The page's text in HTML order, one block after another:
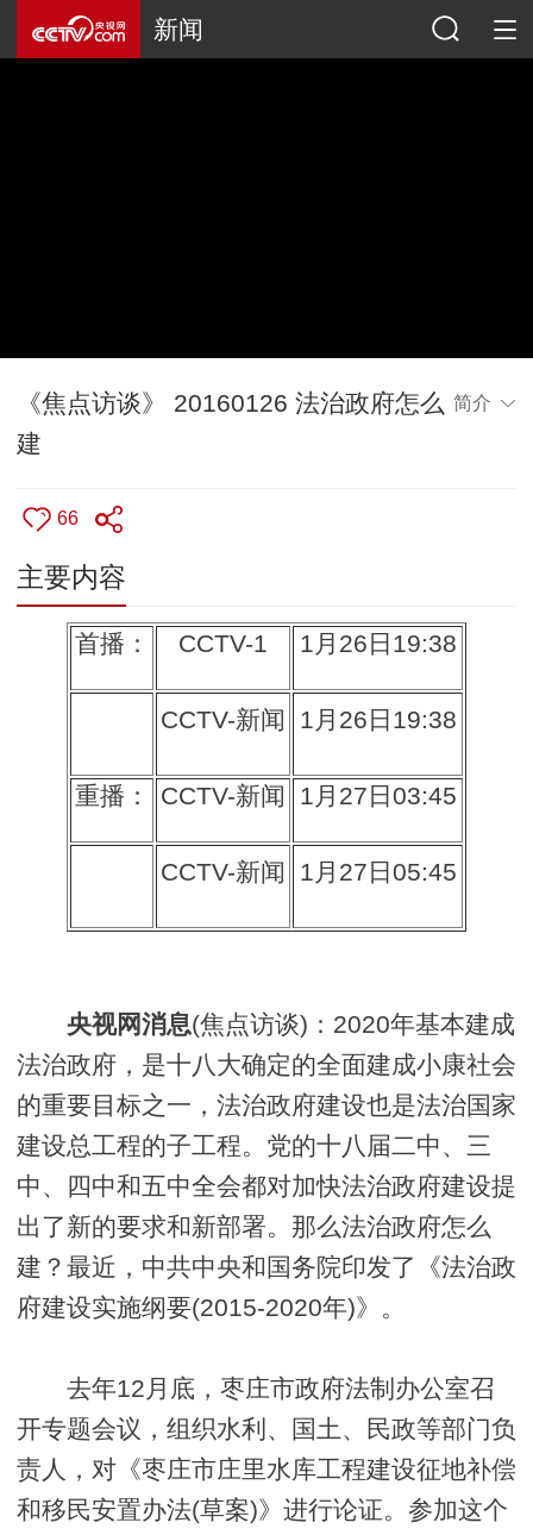
新闻
《焦点访谈》 20160126 法治政府怎么
建
简介
66
主要内容
首播： CCTV-1 1月26日19:38
CCTV-新闻 1月26日19:38
重播： CCTV-新闻 1月27日03:45
CCTV-新闻 1月27日05:45
央视网消息(焦点访谈)： 2020年基本建成
法治政府，是十八大确定的全面建成小康社会
的重要目标之一，法治政府建设也是法治国家
建设总工程的子工程。党的十八届二中、三
中、四中和五中全会都对加快法治政府建设提
出了新的要求和新部署。那么法治政府怎么
建？最近，中共中央和国务院印发了《法治政
府建设实施纲要(2015-2020年)》。
去年12月底，枣庄市政府法制办公室召
开专题会议，组织水利、国土、民政等部门负
责人，对《枣庄市庄里水库工程建设征地补偿
和移民安置办法(草案)》进行论证。参加这个